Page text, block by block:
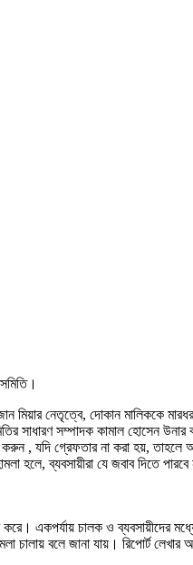
মিয়ার নেতৃত্বে, দোকান মালিককে
সাধারণ সম্পাদক কামাল হোসেন
, যদি গ্রেফতার না করা হয়, তাহলে
হলে, ব্যবসায়ীরা যে জবাব দিতে পারবে
একপর্যায় চালক ও ব্যবসায়ীদের
চালায় বলে জানা যায়। রিপোর্ট লেখার